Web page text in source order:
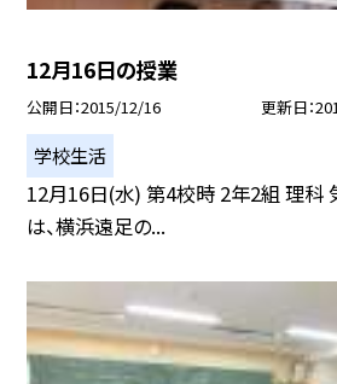
12月16日の授業
公開日 2015/12/16 更新日
学校生活
12月16日(水) 第4校時 2年2組 理科
は、横浜遠足の...